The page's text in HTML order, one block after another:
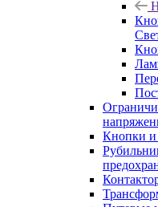
Кнопки и